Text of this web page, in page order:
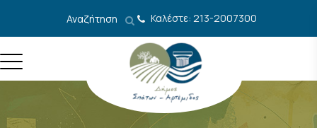
Αναζήτηση Καλέστε: 213-2007300